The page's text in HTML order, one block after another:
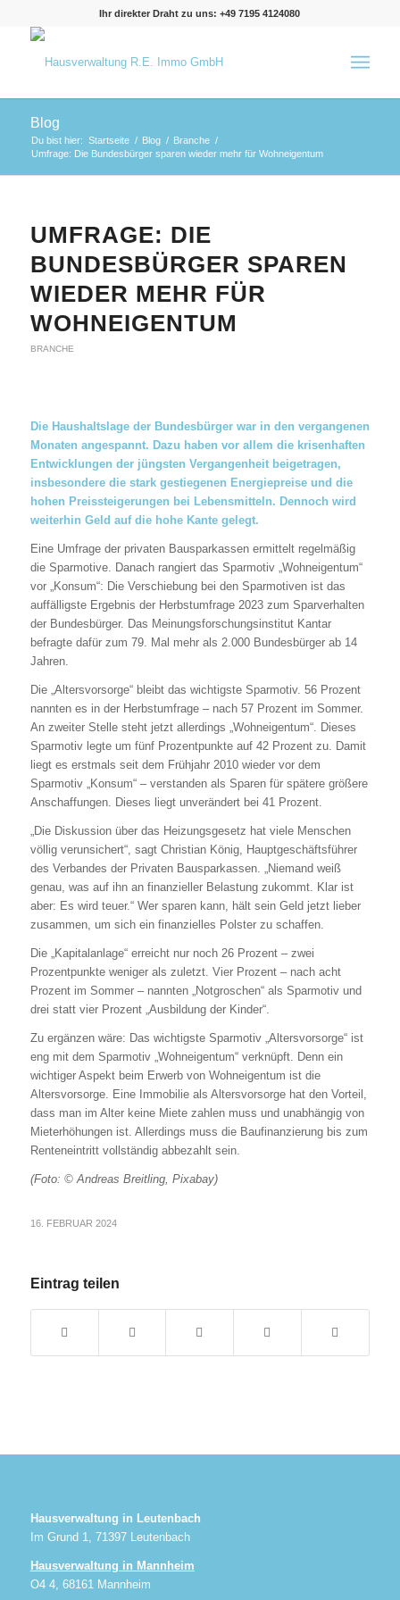
Ihr direkter Draht zu uns: +49 7195 4124080
Blog
Du bist hier: Startseite / Blog / Branche /
Umfrage: Die Bundesbürger sparen wieder mehr für Wohneigentum
UMFRAGE: DIE
BUNDESBÜRGER SPAREN
WIEDER MEHR FÜR
WOHNEIGENTUM
BRANCHE
Die Haushaltslage der Bundesbürger war in den vergangenen
Monaten angespannt. Dazu haben vor allem die krisenhaften
Entwicklungen der jüngsten Vergangenheit beigetragen,
insbesondere die stark gestiegenen Energiepreise und die
hohen Preissteigerungen bei Lebensmitteln. Dennoch wird
weiterhin Geld auf die hohe Kante gelegt.
Eine Umfrage der privaten Bausparkassen ermittelt regelmäßig
die Sparmotive. Danach rangiert das Sparmotiv „Wohneigentum“
vor „Konsum“: Die Verschiebung bei den Sparmotiven ist das
auffälligste Ergebnis der Herbstumfrage 2023 zum Sparverhalten
der Bundesbürger. Das Meinungsforschungsinstitut Kantar
befragte dafür zum 79. Mal mehr als 2.000 Bundesbürger ab 14
Jahren.
Die „Altersvorsorge“ bleibt das wichtigste Sparmotiv. 56 Prozent
nannten es in der Herbstumfrage – nach 57 Prozent im Sommer.
An zweiter Stelle steht jetzt allerdings „Wohneigentum“. Dieses
Sparmotiv legte um fünf Prozentpunkte auf 42 Prozent zu. Damit
liegt es erstmals seit dem Frühjahr 2010 wieder vor dem
Sparmotiv „Konsum“ – verstanden als Sparen für spätere größere
Anschaffungen. Dieses liegt unverändert bei 41 Prozent.
„Die Diskussion über das Heizungsgesetz hat viele Menschen
völlig verunsichert“, sagt Christian König, Hauptgeschäftsführer
des Verbandes der Privaten Bausparkassen. „Niemand weiß
genau, was auf ihn an finanzieller Belastung zukommt. Klar ist
aber: Es wird teuer.“ Wer sparen kann, hält sein Geld jetzt lieber
zusammen, um sich ein finanzielles Polster zu schaffen.
Die „Kapitalanlage“ erreicht nur noch 26 Prozent – zwei
Prozentpunkte weniger als zuletzt. Vier Prozent – nach acht
Prozent im Sommer – nannten „Notgroschen“ als Sparmotiv und
drei statt vier Prozent „Ausbildung der Kinder“.
Zu ergänzen wäre: Das wichtigste Sparmotiv „Altersvorsorge“ ist
eng mit dem Sparmotiv „Wohneigentum“ verknüpft. Denn ein
wichtiger Aspekt beim Erwerb von Wohneigentum ist die
Altersvorsorge. Eine Immobilie als Altersvorsorge hat den Vorteil,
dass man im Alter keine Miete zahlen muss und unabhängig von
Mieterhöhungen ist. Allerdings muss die Baufinanzierung bis zum
Renteneintritt vollständig abbezahlt sein.
(Foto: © Andreas Breitling, Pixabay)
16. FEBRUAR 2024
Eintrag teilen
Hausverwaltung in Leutenbach
Im Grund 1, 71397 Leutenbach
Hausverwaltung in Mannheim
O4 4, 68161 Mannheim